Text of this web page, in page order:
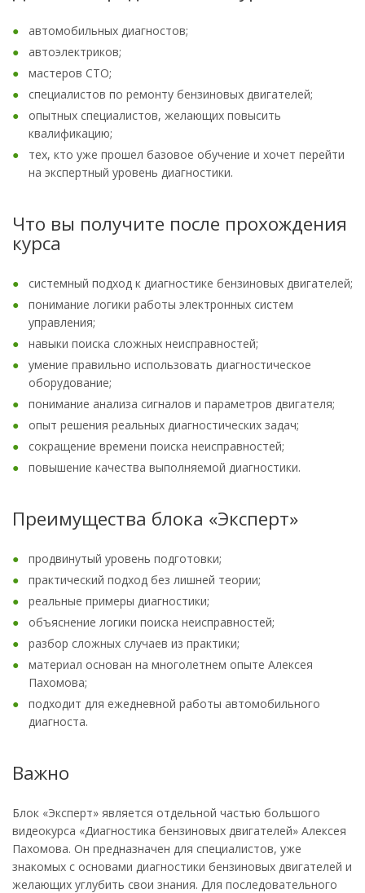
автомобильных диагностов;
автоэлектриков;
мастеров СТО;
специалистов по ремонту бензиновых двигателей;
опытных специалистов, желающих повысить
квалификацию;
тех, кто уже прошел базовое обучение и хочет перейти
на экспертный уровень диагностики.
Что вы получите после прохождения
курса
системный подход к диагностике бензиновых двигателей;
понимание логики работы электронных систем
управления;
навыки поиска сложных неисправностей;
умение правильно использовать диагностическое
оборудование;
понимание анализа сигналов и параметров двигателя;
опыт решения реальных диагностических задач;
сокращение времени поиска неисправностей;
повышение качества выполняемой диагностики.
Преимущества блока «Эксперт»
продвинутый уровень подготовки;
практический подход без лишней теории;
реальные примеры диагностики;
объяснение логики поиска неисправностей;
разбор сложных случаев из практики;
материал основан на многолетнем опыте Алексея
Пахомова;
подходит для ежедневной работы автомобильного
диагноста.
Важно
Блок «Эксперт» является отдельной частью большого
видеокурса «Диагностика бензиновых двигателей» Алексея
Пахомова. Он предназначен для специалистов, уже
знакомых с основами диагностики бензиновых двигателей и
желающих углубить свои знания. Для последовательного